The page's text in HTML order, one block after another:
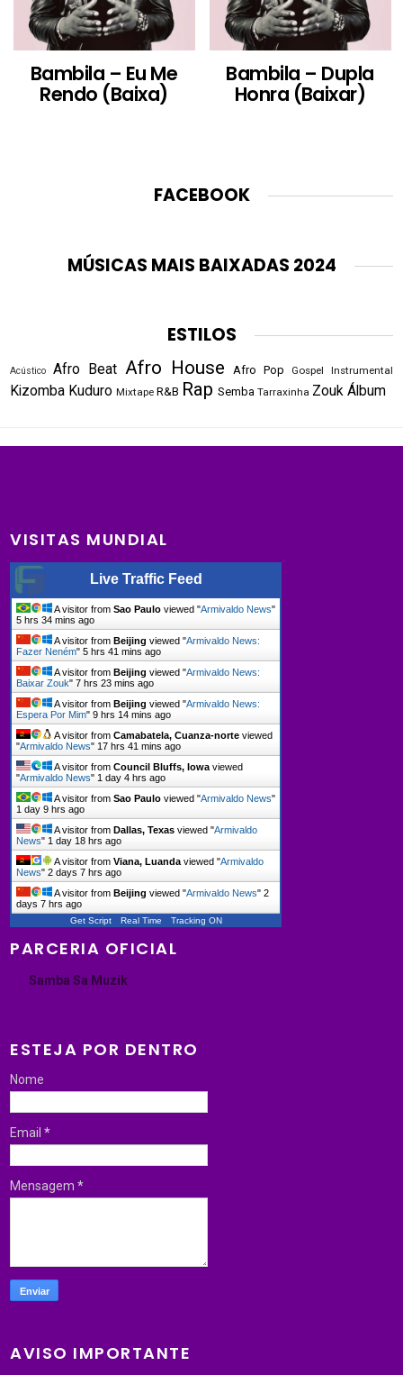
Bambila – Eu Me
Rendo (Baixa)
Bambila – Dupla
Honra (Baixar)
FACEBOOK
MÚSICAS MAIS BAIXADAS 2024
ESTILOS
Acústico Afro Beat Afro House Afro Pop Gospel Instrumental
Kizomba Kuduro Mixtape R&B Rap Semba Tarraxinha Zouk Álbum
VISITAS MUNDIAL
Live Traffic Feed
A visitor fromSao Paulo viewed "Armivaldo News"
5 hrs 34 mins ago
A visitor from Beijing viewed "Armivaldo News:
Fazer Neném"5 hrs 41 mins ago
A visitor from Beijing viewed "Armivaldo News:
Baixar Zouk"7 hrs 23 mins ago
A visitor from Beijing viewed "Armivaldo News:
Espera Por Mim"9 hrs 14 mins ago
A visitor fromCamabatela, Cuanza-norte viewed
"Armivaldo News" 17 hrs 41 mins ago
A visitor fromCouncil Bluffs, Iowa viewed
"Armivaldo News" 1 day 4 hrs ago
A visitor fromSao Paulo viewed "Armivaldo News"
1 day 9 hrs ago
A visitor from Dallas, Texas viewed "Armivaldo
News" 1 day 18 hrs ago
A visitor fromViana, Luanda viewed "Armivaldo
News"2 days 7 hrs ago
A visitor from Beijing viewed "Armivaldo News"2
days 7 hrs ago
Get Script Real Time Tracking ON
PARCERIA OFICIAL
Samba Sa Muzik
ESTEJA POR DENTRO
Nome
Email*
Mensagem*
AVISO IMPORTANTE